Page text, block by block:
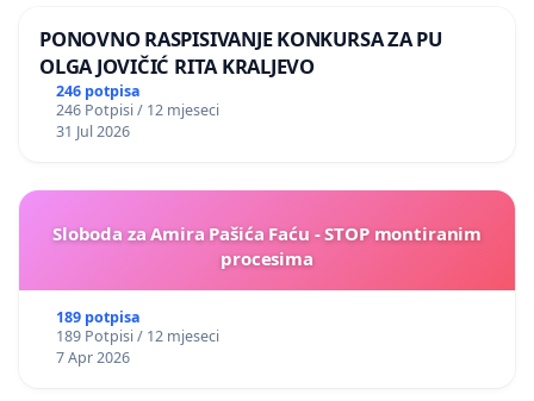
PONOVNO RASPISIVANJE KONKURSA ZA PU
OLGA JOVIČIĆ RITA KRALJEVO
246 potpisa
246 Potpisi / 12 mjeseci
31 Jul 2026
Sloboda za Amira Pašića Faću - STOP montiranim
procesima
189 potpisa
189 Potpisi / 12 mjeseci
7 Apr 2026